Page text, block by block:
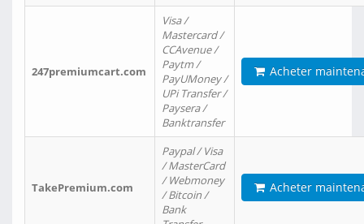
247premiumcart.com
Visa /
Mastercard /
CCAvenue /
Paytm /
PayUMoney /
UPi Transfer /
Paysera /
Banktransfer
Acheter
TakePremium.com
Paypal / Visa
/ MasterCard
/ Webmoney
/ Bitcoin /
Bank
Acheter